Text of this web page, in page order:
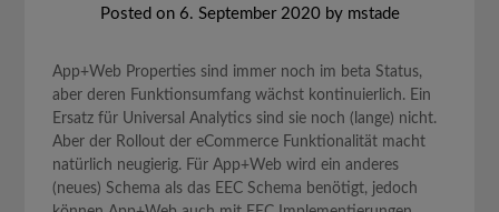
Posted on 6. September 2020by mstade
App+Web Properties sind immer noch im beta Status,
aber deren Funktionsumfang wächst kontinuierlich. Ein
Ersatz für Universal Analytics sind sie noch (lange) nicht.
Aber der Rollout der eCommerce Funktionalität macht
natürlich neugierig. Für App+Web wird ein anderes
(neues) Schema als das EEC Schema benötigt, jedoch